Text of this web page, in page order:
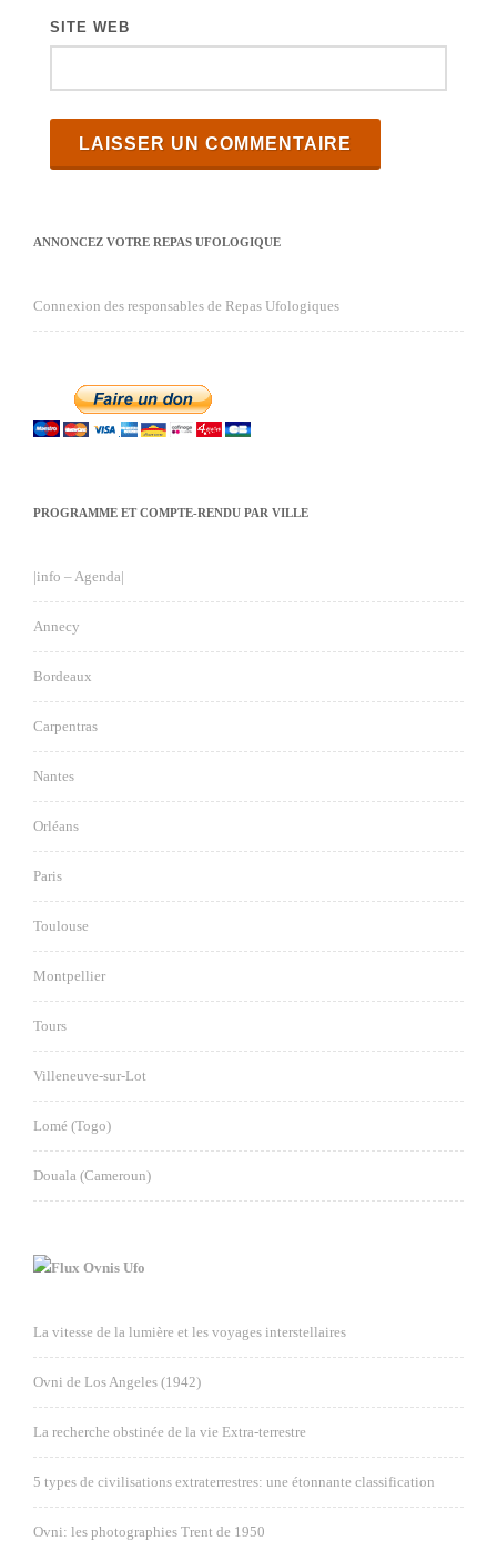
SITE WEB
ANNONCEZ VOTRE REPAS UFOLOGIQUE
Connexion des responsables de Repas Ufologiques
PROGRAMME ET COMPTE-RENDU PAR VILLE
|info – Agenda|
Annecy
Bordeaux
Carpentras
Nantes
Orléans
Paris
Toulouse
Montpellier
Tours
Villeneuve-sur-Lot
Lomé (Togo)
Douala (Cameroun)
Ovnis Ufo
La vitesse de la lumière et les voyages interstellaires
Ovni de Los Angeles (1942)
La recherche obstinée de la vie Extra-terrestre
5 types de civilisations extraterrestres: une étonnante classification
Ovni: les photographies Trent de 1950